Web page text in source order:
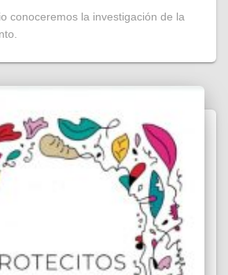
conoceremos la investigación de la